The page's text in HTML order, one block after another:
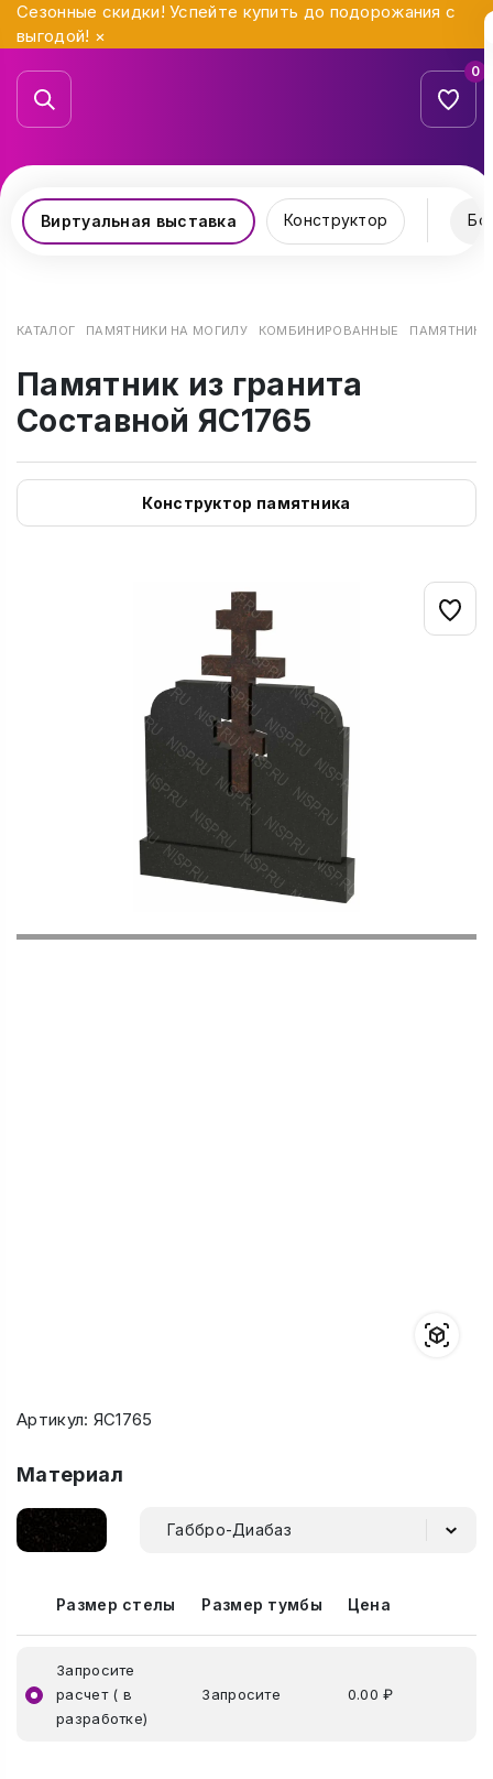
Сезонные скидки! Успейте купить до подорожания с
выгодой! ×
0
Виртуальная выставка Конструктор
КАТАЛОГ ПАМЯТНИКИ НА МОГИЛУ КОМБИНИРОВАННЫЕ ПАМЯТНИК
Памятник из гранита
Составной ЯС1765
Конструктор памятника
Артикул: ЯС1765
Материал
Габбро-Диабаз
Размер стелы Размер тумбы Цена
Запросите
расчет ( в
разработке)
Запросите 0.00 ₽